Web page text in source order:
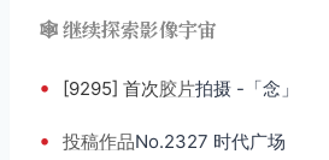
🕸️ 继续探索影像宇宙
• [9295] 首次胶片拍摄 -「念」
• 投稿作品No.2327 时代广场